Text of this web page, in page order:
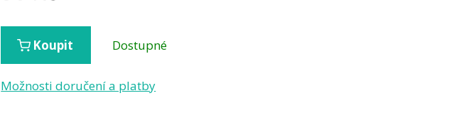
Koupit Dostupné
Možnosti doručení a platby